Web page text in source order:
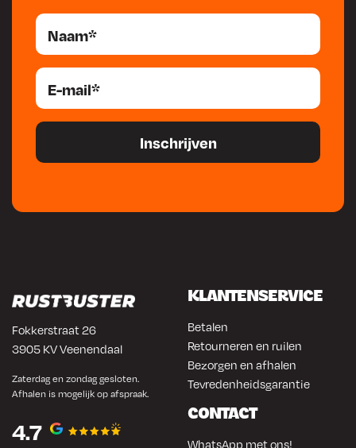
Fokkerstraat 26
3905 KV Veenendaal
Zaterdag en zondag gesloten.
Afhalen is mogelijk op afspraak.
4.7
KLANTENSERVICE
Betalen
Retourneren en ruilen
Bezorgen en afhalen
Tevredenheidsgarantie
CONTACT
WhatsApp met ons!